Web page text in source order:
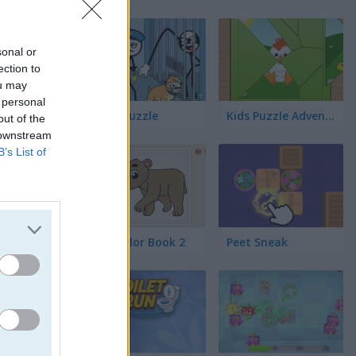
or
to
may
of the
List of
Thief Puzzle Kids Puzzle Adventure
Kids Color Book 2 Peet Sneak